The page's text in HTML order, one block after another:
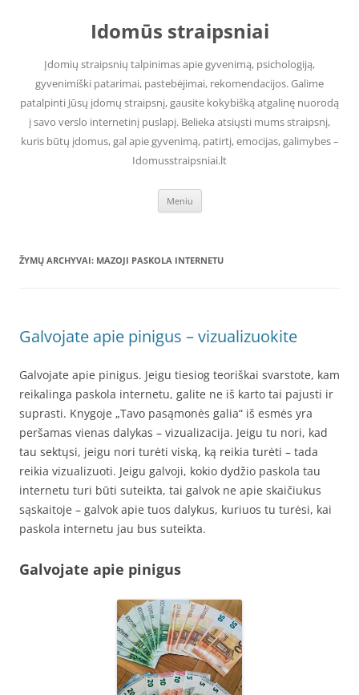
Idomūs straipsniai
Įdomių straipsnių talpinimas apie gyvenimą, psichologiją,
gyvenimiški patarimai, pastebėjimai, rekomendacijos. Galime
patalpinti Jūsų įdomų straipsnį, gausite kokybišką atgalinę nuorodą
į savo verslo internetinį puslapį. Belieka atsiųsti mums straipsnį,
kuris būtų įdomus, gal apie gyvenimą, patirtį, emocijas, galimybes –
Idomusstraipsniai.lt
Meniu
ŽYMŲ ARCHYVAI: MAZOJI PASKOLA INTERNETU
Galvojate apie pinigus – vizualizuokite
Galvojate apie pinigus. Jeigu tiesiog teoriškai svarstote, kam
reikalinga paskola internetu, galite ne iš karto tai pajusti ir
suprasti. Knygoje „Tavo pasąmonės galia“ iš esmės yra
peršamas vienas dalykas – vizualizacija. Jeigu tu nori, kad
tau sektųsi, jeigu nori turėti viską, ką reikia turėti – tada
reikia vizualizuoti. Jeigu galvoji, kokio dydžio paskola tau
internetu turi būti suteikta, tai galvok ne apie skaičiukus
sąskaitoje – galvok apie tuos dalykus, kuriuos tu turėsi, kai
paskola internetu jau bus suteikta.
Galvojate apie pinigus